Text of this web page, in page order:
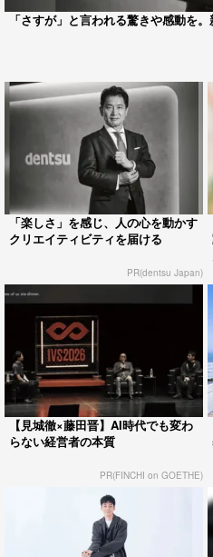
「さすが」と言われる驚きや感動を
「楽しさ」を感じ、人の心を動かす
クリエイティビティを届ける
PR(dentsu Japan)
【見城徹×藤田晋】AI時代でも変わ
らない経営者の本質
PR(FINCHI on GOETHE)